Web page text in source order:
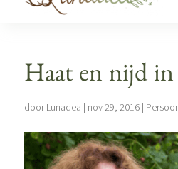
Haat en nijd in
doorLunadea | nov 29, 2016|